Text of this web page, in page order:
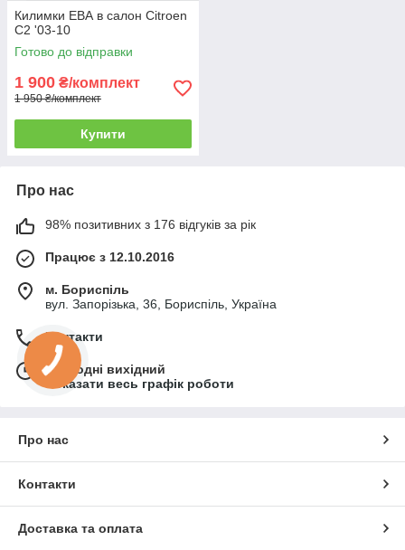
Килимки ЕВА в салон Citroen
C2 '03-10
Готово до відправки
1 900 ₴/комплект
1 950 ₴/комплект
Купити
Про нас
98% позитивних з 176 відгуків за рік
Працює з 12.10.2016
м. Бориспіль
вул. Запорізька, 36, Бориспіль, Україна
Контакти
Сьогодні вихідний
Показати весь графік роботи
Про нас
Контакти
Доставка та оплата